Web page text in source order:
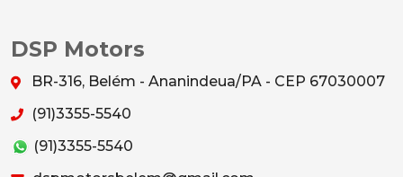
DSP Motors
BR-316, Belém - Ananindeua/PA - CEP 67030007
(91)3355-5540
(91)3355-5540